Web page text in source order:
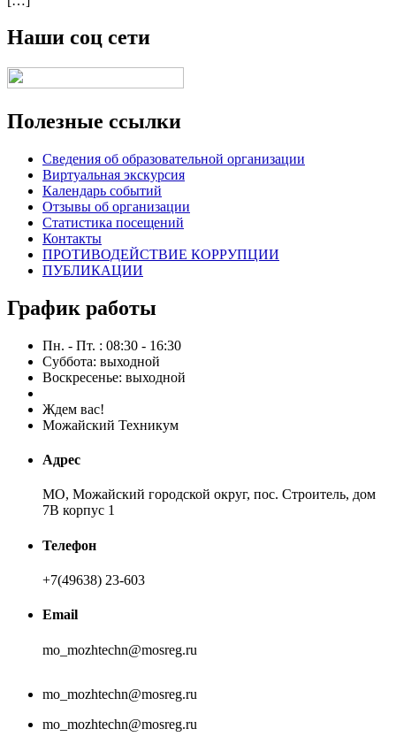
Наши соц сети
Полезные ссылки
Сведения об образовательной организации
Виртуальная экскурсия
Календарь событий
Отзывы об организации
Статистика посещений
Контакты
ПРОТИВОДЕЙСТВИЕ КОРРУПЦИИ
ПУБЛИКАЦИИ
График работы
Пн. - Пт. : 08:30 - 16:30
Суббота: выходной
Воскресенье: выходной
Ждем вас!
Можайский Техникум
Адрес
МО, Можайский городской округ, пос. Строитель, дом
7В корпус 1
Телефон
+7(49638) 23-603
Email
mo_mozhtechn@mosreg.ru
mo_mozhtechn@mosreg.ru
mo_mozhtechn@mosreg.ru